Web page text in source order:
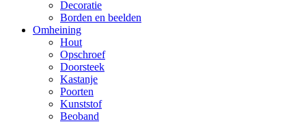
Decoratie
Borden en beelden
Omheining
Hout
Opschroef
Doorsteek
Kastanje
Poorten
Kunststof
Beoband